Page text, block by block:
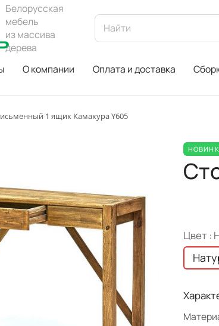
Белорусская
мебель
из массива
дерева
О компании Оплата и доставка
1 ящик Камакура Y605
Цвет :